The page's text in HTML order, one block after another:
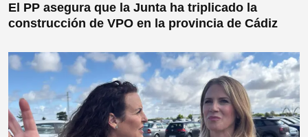
El PP asegura que la Junta ha triplicado la
construcción de VPO en la provincia de Cádiz